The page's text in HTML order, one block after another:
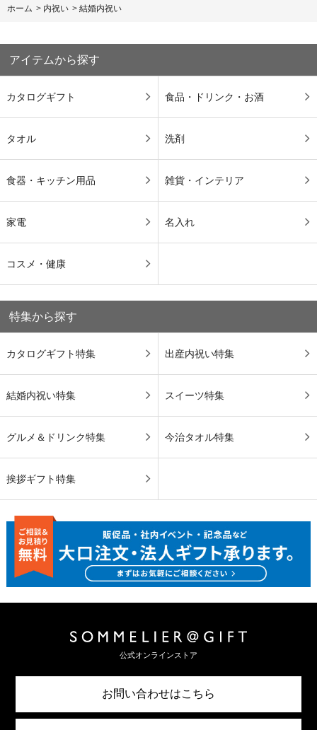
ホーム > 内祝い > 結婚内祝い
アイテムから探す
カタログギフト 食品・ドリンク・お酒
タオル 洗剤
食器・キッチン用品 雑貨・インテリア
家電 名入れ
コスメ・健康
特集から探す
カタログギフト特集 出産内祝い特集
結婚内祝い特集 スイーツ特集
グルメ＆ドリンク特集 今治タオル特集
挨拶ギフト特集
公式オンラインストア
お問い合わせはこちら